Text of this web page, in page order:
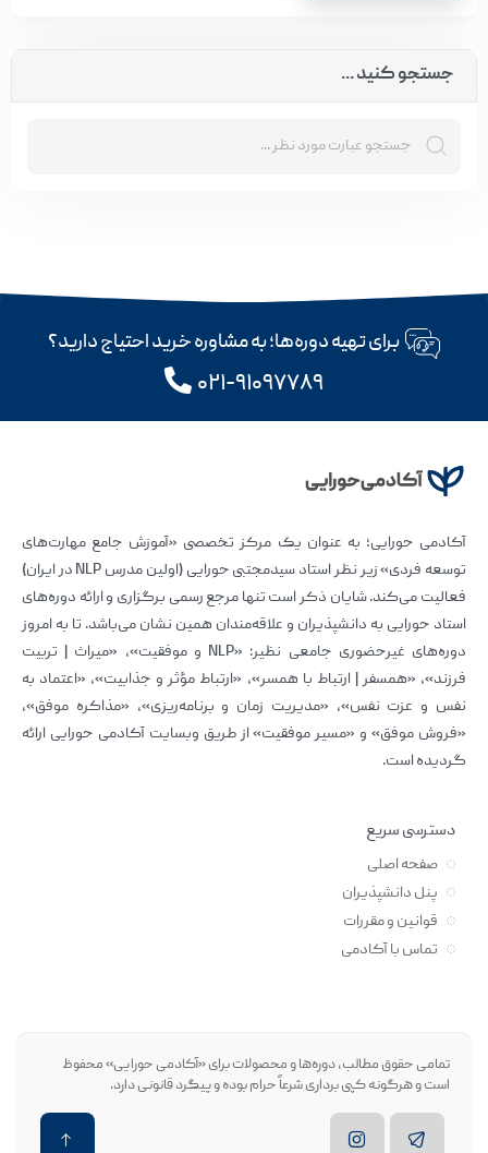
جستجو کنید ...
برای تهیه دوره‌ها؛ به مشاوره خرید احتیاج دارید؟
۰۲۱-۹۱۰۹۷۷۸۹
آکادمی حورایی؛ به عنوان یک مرکز تخصصی «آموزش جامع مهارت‌های
توسعه فردی» زیر نظر استاد سیدمجتبی حورایی (اولین مدرس NLP در ایران)
فعالیت می‌کند. شایان ذکر است تنها مرجع رسمی برگزاری و ارائه دوره‌های
استاد حورایی به دانشپذیران و علاقه‌مندان همین نشان می‌باشد. تا به امروز
دوره‌های غیرحضوری جامعی نظیر: «NLP و موفقیت»، «میراث | تربیت
فرزند»، «همسفر | ارتباط با همسر»، «ارتباط مؤثر و جذابیت»، «اعتماد به
نفس و عزت نفس»، «مدیریت زمان و برنامه‌ریزی»، «مذاکره موفق»،
«فروش موفق» و «مسیر موفقیت» از طریق وبسایت آکادمی حورایی ارائه
گردیده است.
دسترسی سریع
صفحه اصلی
پنل دانشپذیران
قوانین و مقررات
تماس با آکادمی
تمامی حقوق مطالب، دوره‌ها و محصولات برای «آکادمی حورایی» محفوظ
است و هرگونه کپی برداری شرعاً حرام بوده و پیگرد قانونی دارد.